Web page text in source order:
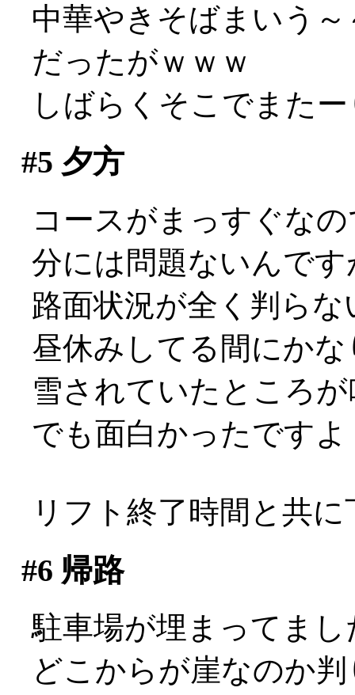
中華やきそばまいう
だったがｗｗｗ
しばらくそこでまた
#5 夕方
コースがまっすぐな
分には問題ないんです
路面状況が全く判ら
昼休みしてる間にか
雪されていたところ
でも面白かったですよ
リフト終了時間と共に
#6 帰路
駐車場が埋まってま
どこからが崖なのか